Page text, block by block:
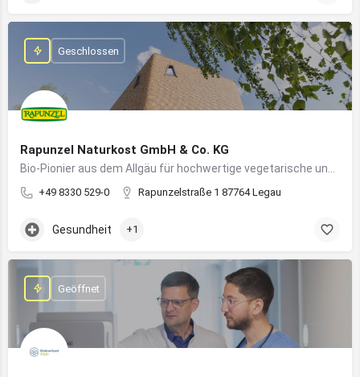
Rapunzel Naturkost GmbH & Co. KG
+49 8330 529-0 Rapunzelstraße 1 87764 Legau
Geschlossen
Gesundheit +1
Geöffnet